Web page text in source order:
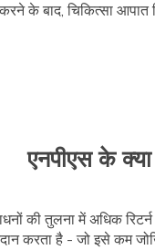
के बाद, चिकित्सा आपात
एनपीएस के
की तुलना में अधिक
करता है - जो इसे कम